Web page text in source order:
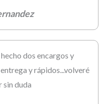
dos encargos y
y rápidos...volveré
sin duda